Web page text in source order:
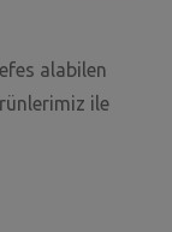
alabilen
ile